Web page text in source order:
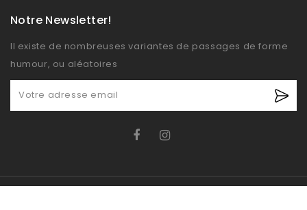
Notre Newsletter!
Il existe de nombreuses variantes de passages de forme
humour, ou aléatoires